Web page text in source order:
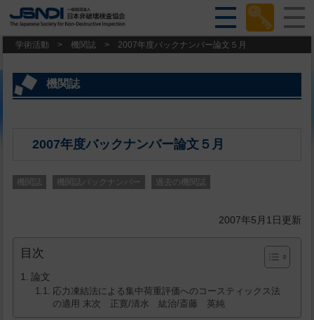
学術活動 > 機関誌 > 2007年度バックナンバー論文５月
機関誌
2007年度バックナンバー論文５月
機関誌 機関誌バックナンバー 過去の機関誌
2007年5月1日更新
目次
論文
応力凍結法による集中荷重評価へのコースティックス法
の適用 末次 正寛/清水 紘治/斎藤 英純